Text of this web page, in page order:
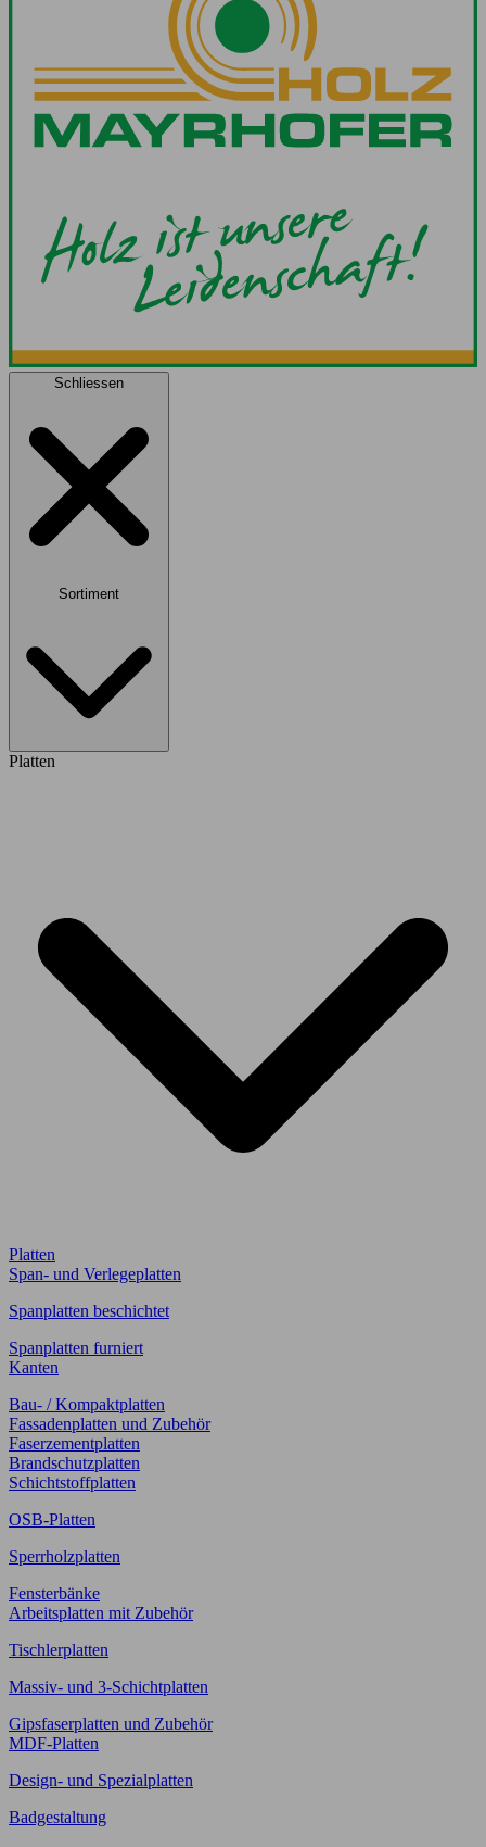
Schliessen
Sortiment
Platten
Platten
Span- und Verlegeplatten
Spanplatten beschichtet
Spanplatten furniert
Kanten
Bau- / Kompaktplatten
Fassadenplatten und Zubehör
Faserzementplatten
Brandschutzplatten
Schichtstoffplatten
OSB-Platten
Sperrholzplatten
Fensterbänke
Arbeitsplatten mit Zubehör
Tischlerplatten
Massiv- und 3-Schichtplatten
Gipsfaserplatten und Zubehör
MDF-Platten
Design- und Spezialplatten
Badgestaltung